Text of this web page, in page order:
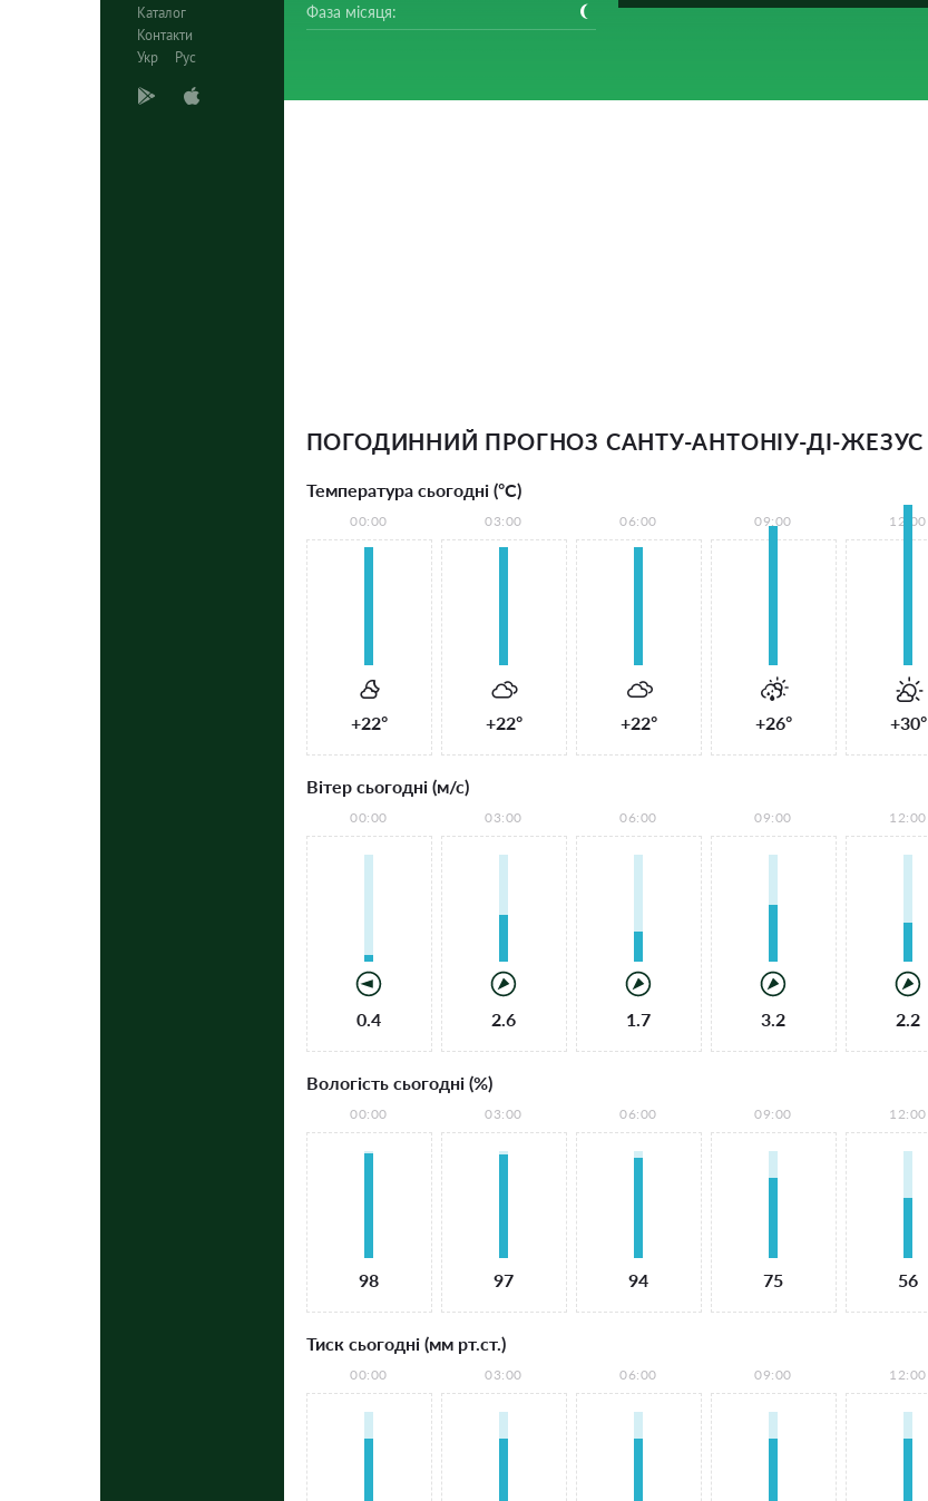
Каталог
Контакти
Укр
Рус
Фаза місяця:
ПОГОДИННИЙ ПРОГНОЗ САНТУ-АНТОНІУ-ДІ-ЖЕЗУС
Температура сьогодні (°С)
00:00
+22°
03:00
+22°
06:00
+22°
09:00
+26°
12:00
+30°
Вітер сьогодні (м/с)
00:00
0.4
03:00
2.6
06:00
1.7
09:00
3.2
12:00
2.2
Вологість сьогодні (%)
00:00
98
03:00
97
06:00
94
09:00
75
12:00
56
Тиск сьогодні (мм рт.ст.)
00:00 03:00 06:00 09:00 12:00